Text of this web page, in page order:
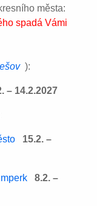
města:
spadá Vámi
):
– 14.2.2027
15.2. –
8.2. –